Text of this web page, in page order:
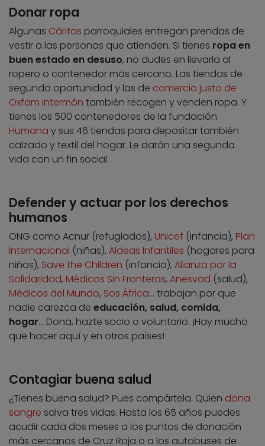
Donar ropa
Algunas Cáritas parroquiales entregan prendas de
vestir a las personas que atienden. Si tienes ropa en
buen estado en desuso, no dudes en llevarla al
ropero o contenedor más cercano. Las tiendas de
segunda oportunidad y las de comercio justo de
Oxfam Intermón también recogen y venden ropa. Y
tienes los 500 contenedores de la fundación
Humana y sus 46 tiendas para depositar también
calzado y textil del hogar. Le darán una segunda
vida con un fin social.
Defender y actuar por los derechos
humanos
ONG como Acnur (refugiados), Unicef (infancia), Plan
Internacional (niñas), Aldeas Infantiles (hogares para
niños), Save the Children (infancia), Alianza por la
Solidaridad, Médicos Sin Fronteras, Anesvad (salud),
Médicos del Mundo, Sos África… trabajan por que
nadie carezca de educación, salud, comida,
hogar… Dona, hazte socio o voluntario. ¡Hay mucho
que hacer aquí y en otros países!
Contagiar buena salud
¿Tienes buena salud? Pues compártela. Quien dona
sangre salva tres vidas. Hasta los 65 años puedes
acudir cada dos meses a los puntos de donación
más cercanos de Cruz Roja o a los autobuses de